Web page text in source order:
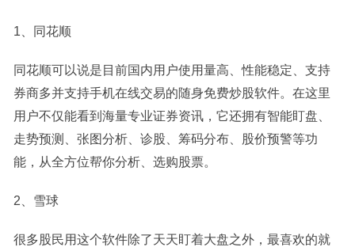
1、同花顺
同花顺可以说是目前国内用户使用量高、性能稳定、支持
券商多并支持手机在线交易的随身免费炒股软件。在这里
用户不仅能看到海量专业证券资讯，它还拥有智能盯盘、
走势预测、张图分析、诊股、筹码分布、股价预警等功
能，从全方位帮你分析、选购股票。
2、雪球
很多股民用这个软件除了天天盯着大盘之外，最喜欢的就